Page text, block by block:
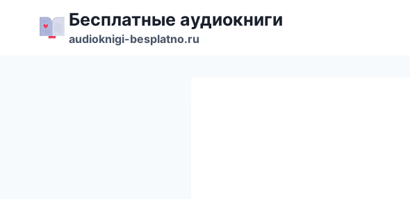
содержимому
Бесплатные аудиокниги
audioknigi-besplatno.ru